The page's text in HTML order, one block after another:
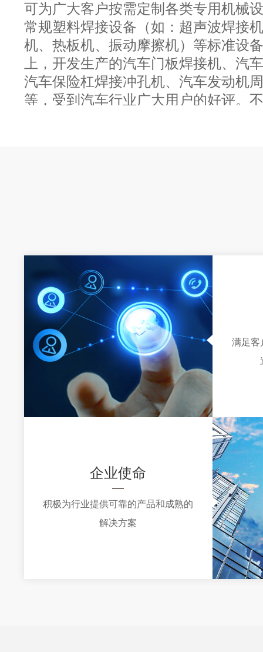
可为广大客户按需定制各类专用机械
常规塑料焊接设备（如：超声波焊接
机、热板机、振动摩擦机）等标准设
上，开发生产的汽车门板焊接机、汽
汽车保险杠焊接冲孔机、汽车发动机
等，受到汽车行业广大用户的好评。
欣速捷自成立之初即全面推行
理体系，遵循以“客户”为关注焦点，
取超越顾客期望为已任。并且以力求
持续改善产品品质与服务素质。与时
我们共同的追求，您的厚爱和支持是
捷愿与您携手合作，建立长期的双蠃
满足客
企业使命
积极为行业提供可靠的产品和成熟的
解决方案